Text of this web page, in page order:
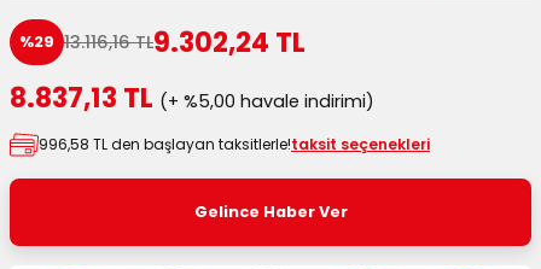
Kutuları
Masura Kapaklı
%29 13.116,16 TL9.302,24 TL
8.837,13 TL (+ %5,00 havale indirimi)
996,58 TL den başlayan taksitlerle!taksit seçenekleri
Gelince Haber Ver